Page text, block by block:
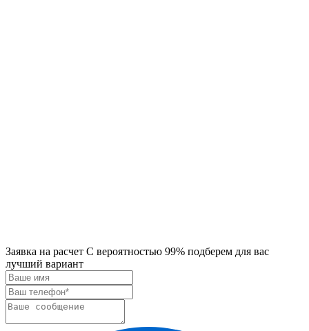
Заявка на расчет С вероятностью 99% подберем для вас
лучший вариант